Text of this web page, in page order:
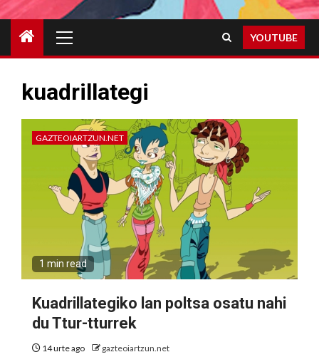
Menu
YOUTUBE
kuadrillategi
GAZTEOIARTZUN.NET
1 min read
Kuadrillategiko lan poltsa osatu nahi
du Ttur-tturrek
14 urte ago gazteoiartzun.net